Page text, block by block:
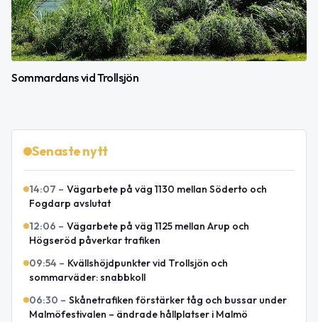
Sommardans vid Trollsjön
Senaste nytt
14:07 – Vägarbete på väg 1130 mellan Söderto och
Fogdarp avslutat
12:06 – Vägarbete på väg 1125 mellan Arup och
Högseröd påverkar trafiken
09:54 – Kvällshöjdpunkter vid Trollsjön och
sommarväder: snabbkoll
06:30 – Skånetrafiken förstärker tåg och bussar under
Malmöfestivalen – ändrade hållplatser i Malmö